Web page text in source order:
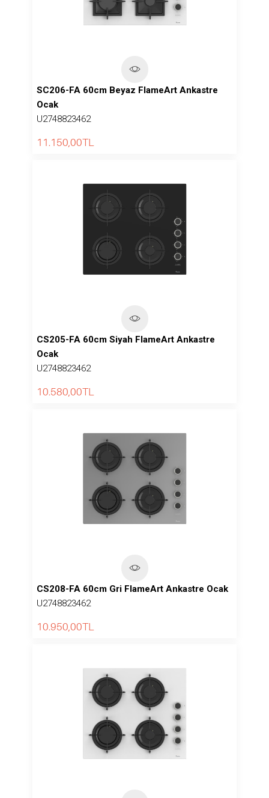
SC206-FA 60cm Beyaz FlameArt Ankastre
Ocak
U2748823462
11.150,00TL
CS205-FA 60cm Siyah FlameArt Ankastre
Ocak
U2748823462
10.580,00TL
CS208-FA 60cm Gri FlameArt Ankastre Ocak
U2748823462
10.950,00TL